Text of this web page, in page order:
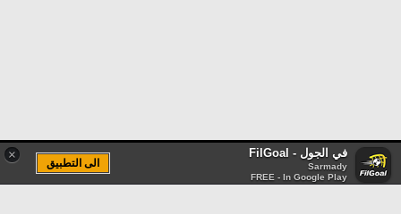
× في الجول - FilGoal
Sarmady
FREE - In Google Play
الى التطبيق